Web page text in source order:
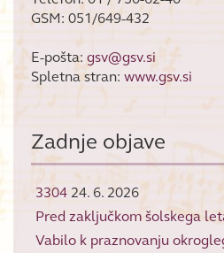
GSM: 051/649-432
E-pošta: gsv@gsv.si
Spletna stran: www.gsv.si
Zadnje objave
3304 24. 6. 2026
Pred zaključkom šolskega
Vabilo k praznovanju